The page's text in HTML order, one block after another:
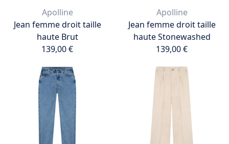
Apolline
Jean femme droit taille
haute Brut
139,00 €
Ajouter au panier 139,00 €
Apolline
Jean femme droit taille
haute Stonewashed
139,00 €
Ajouter au panier 139,00 €